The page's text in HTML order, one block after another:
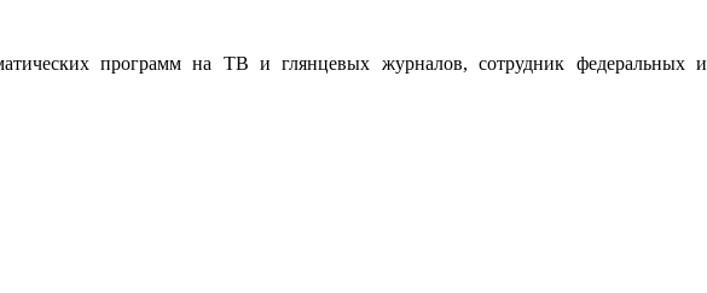
программ на ТВ и глянцевых журналов, сотрудник федеральных и